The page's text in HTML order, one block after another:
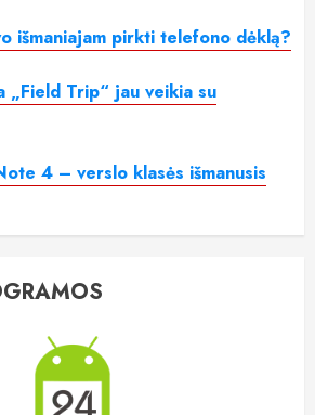
išmaniajam pirkti telefono dėklą?
„Field Trip“ jau veikia su
4 – verslo klasės išmanusis